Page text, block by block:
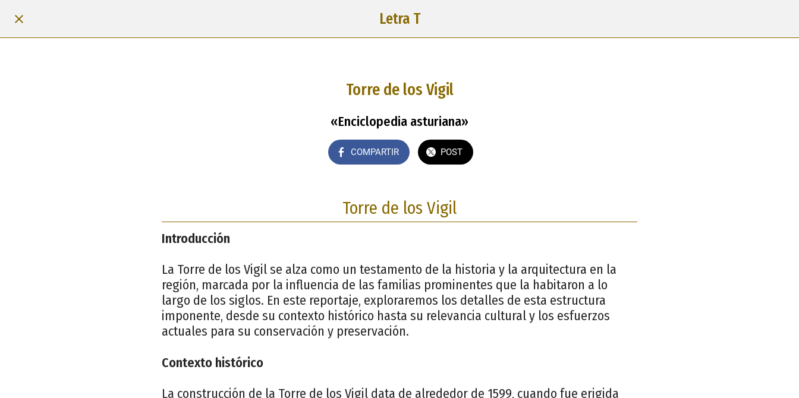
Letra T
Torre de los Vigil
«Enciclopedia asturiana»
COMPARTIR POST
Torre de los Vigil
Introducción
La Torre de los Vigil se alza como un testamento de la historia y la arquitectura en la
región, marcada por la influencia de las familias prominentes que la habitaron a lo
largo de los siglos. En este reportaje, exploraremos los detalles de esta estructura
imponente, desde su contexto histórico hasta su relevancia cultural y los esfuerzos
actuales para su conservación y preservación.
Contexto histórico
La construcción de la Torre de los Vigil data de alrededor de 1599, cuando fue erigida